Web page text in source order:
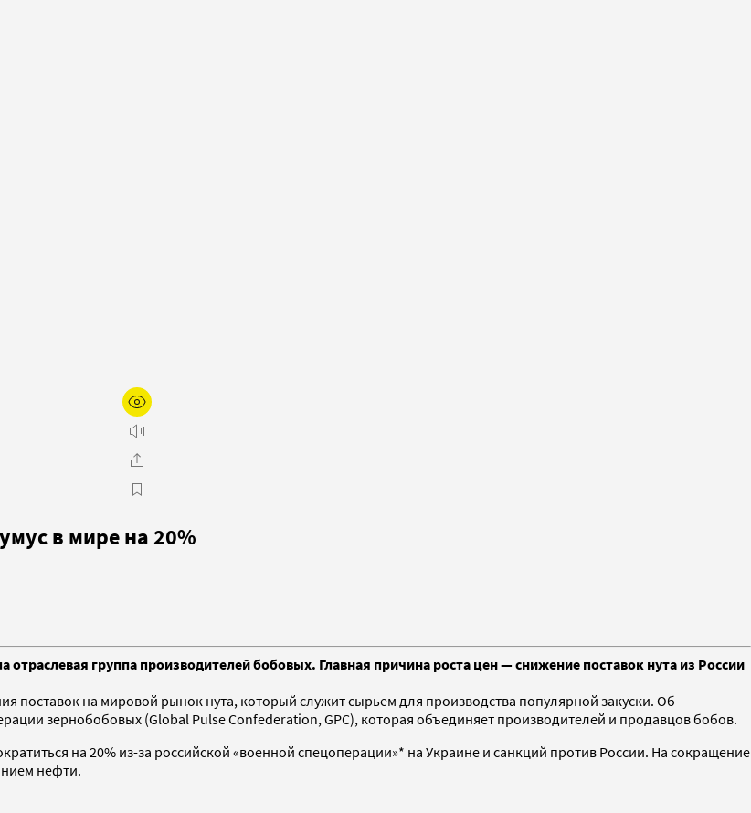
в мире на 20%
группа производителей бобовых. Главная причина роста цен — снижение поставок нута из России
поставок на мировой рынок нута, который служит сырьем для производства популярной закуски. Об
зернобобовых (Global Pulse Confederation, GPC), которая объединяет производителей и продавцов бобов.
на 20% из-за российской «военной спецоперации»* на Украине и санкций против России. На сокращение
нефти.